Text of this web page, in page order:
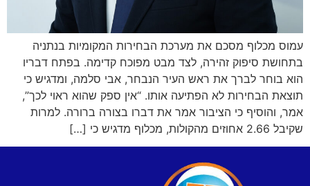
עמוס מכלוף מסכם את מערכת הבחירות המקומיות בנתניה
בתחושת סיפוק זהירה, לצד מבט מפוכח קדימה. בפתח דבריו
הוא בוחר לברך את ראש העיר הנבחר, אבי סלמה, ומדגיש כי
תוצאת הבחירות לא הפתיעה אותו. “אין ספק שהוא ראוי לכך”,
אמר, והוסיף כי הציבור אמר את דברו בצורה ברורה. למרות
שקיבל 2.66 אחוזים מהקולות, מכלוף מדגיש כי […]